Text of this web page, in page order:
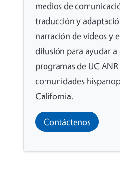
medios de
traducción y
narración de videos y
difusión para ayudar a
programas de UC
comunidades
California.
Contáctenos